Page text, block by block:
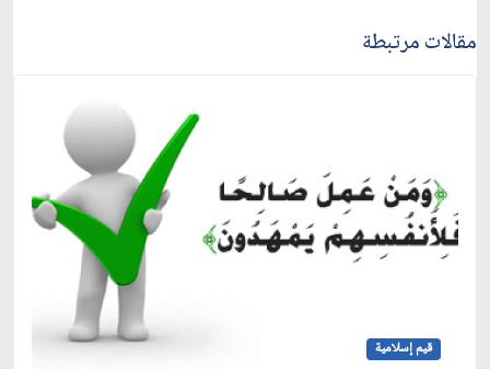
مقالات مرتبطة
قيم إسلامية